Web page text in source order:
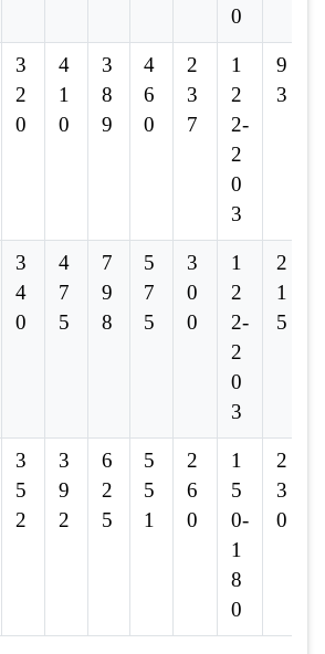
0
3
2
0
4
1
0
3
8
9
4
6
0
2
3
7
1
2
2-
2
0
3
9
3
3
4
0
4
7
5
7
9
8
5
7
5
3
0
0
1
2
2-
2
0
3
2
1
5
3
5
2
3
9
2
6
2
5
5
5
1
2
6
0
1
5
0-
1
8
0
2
3
0